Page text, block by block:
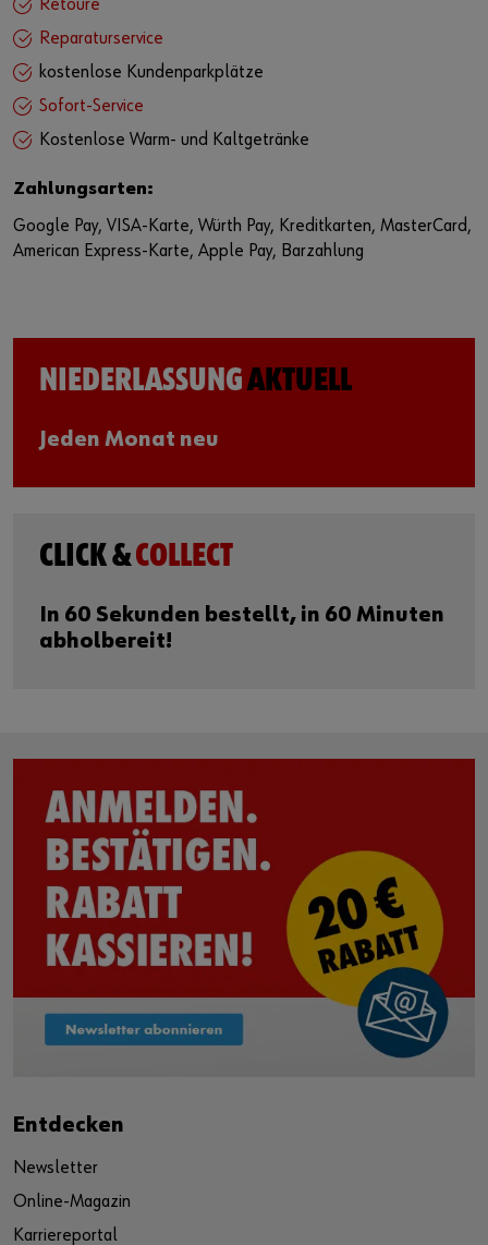
Retoure
Reparaturservice
kostenlose Kundenparkplätze
Sofort-Service
Kostenlose Warm- und Kaltgetränke
Zahlungsarten:
Google Pay, VISA-Karte, Würth Pay, Kreditkarten, MasterCard,
American Express-Karte, Apple Pay, Barzahlung
NIEDERLASSUNGAKTUELL
Jeden Monat neu
CLICK &COLLECT
In 60 Sekunden bestellt, in 60 Minuten
abholbereit!
Entdecken
Newsletter
Online-Magazin
Karriereportal